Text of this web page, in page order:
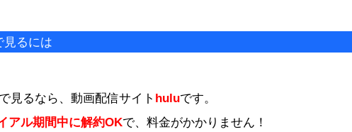
見るには
見るなら、動画配信サイト huluです。
アル期間中に解約OKで、料金がかかりません！